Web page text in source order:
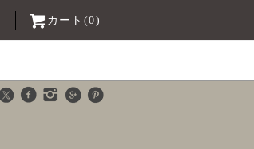
カート(0)